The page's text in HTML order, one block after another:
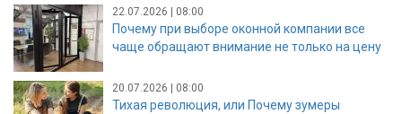
22.07.2026 | 08:00
Почему при выборе оконной компании все
чаще обращают внимание не только на цену
20.07.2026 | 08:00
Тихая революция, или Почему зумеры